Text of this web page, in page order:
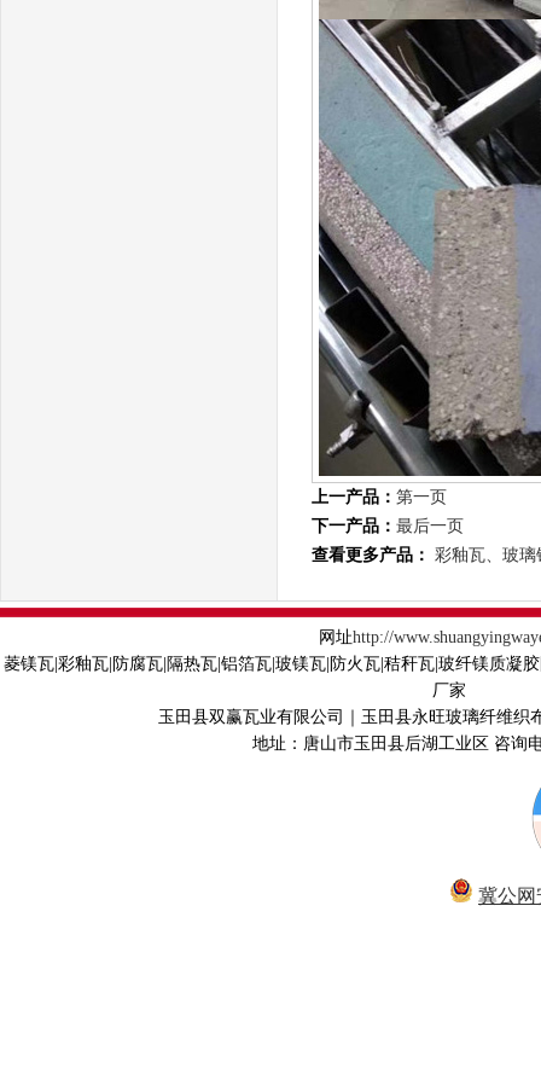
上一产品： 第一页
下一产品： 最后一页
查看更多产品： 彩釉瓦、玻
网址http://
菱镁瓦|彩釉瓦|防腐瓦|隔热瓦|铝箔瓦|玻镁瓦|防火瓦|秸秆瓦|玻纤镁质凝
厂家
玉田县双赢瓦业有限公司｜玉田县永旺玻璃纤维织
地址：唐山市玉田县后湖工业区 咨询
冀公网